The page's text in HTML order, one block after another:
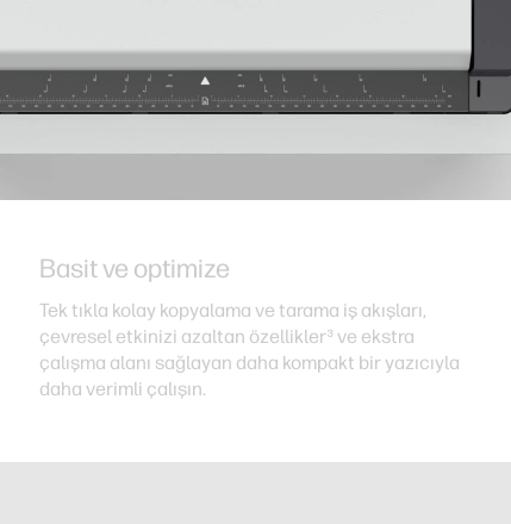
Basit ve optimize
Tek tıkla kolay kopyalama ve tarama iş akışları,
çevresel etkinizi azaltan özellikler³ ve ekstra
çalışma alanı sağlayan daha kompakt bir yazıcıyla
daha verimli çalışın.